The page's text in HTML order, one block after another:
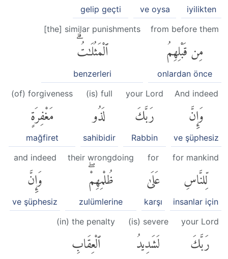
iyilikten
ve oysa
gelip geçti
from before them
مِن قَبْلِهِمُ
onlardan önce
[the] similar punishments
ٱلْمَثُلَٰتُۗ
benzerleri
And indeed
وَإِنَّ
ve şüphesiz
your Lord
رَبَّكَ
Rabbin
(is) full
لَذُو
sahibidir
(of) forgiveness
مَغْفِرَةٍ
mağfiret
for mankind
لِّلنَّاسِ
insanlar için
for
عَلَىٰ
karşı
their wrongdoing
ظُلْمِهِمْۖ
zulümlerine
and indeed
وَإِنَّ
ve şüphesiz
your Lord
رَبَّكَ
(is) severe
لَشَدِيدُ
(in) the penalty
ٱلْعِقَابِ